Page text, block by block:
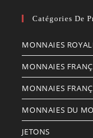
dans
nouvel
Catégories De
MONNAIES
MONNAIES
MONNAIES
MONNAIES DU
JETONS